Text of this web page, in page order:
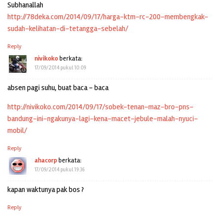
Subhanallah
http://78deka.com/2014/09/17/harga-ktm-rc-200-membengkak-
sudah-kelihatan-di-tetangga-sebelah/
Reply
nivikokoberkata:
17/09/2014 pukul 10:09
absen pagi suhu, buat baca – baca
http://nivikoko.com/2014/09/17/sobek-tenan-maz-bro-pns-
bandung-ini-ngakunya-lagi-kena-macet-jebule-malah-nyuci-
mobil/
Reply
ahacorpberkata:
17/09/2014 pukul 19:36
kapan waktunya pak bos ?
Reply